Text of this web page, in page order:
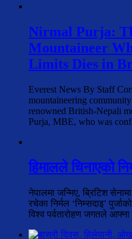
Nirmal Purja:
Mountaineer
Limits Dies in
Everest News By Staff
mountaineering
renowned British-Nepali
Purja, MBE, who was
हिमालले चिनाएको
नेपालमा जन्मिए, ब्रिटिश
रचेका निर्मल ‘निम्सदाइ’
विश्व पर्वतारोहण जगतले आफ्ना